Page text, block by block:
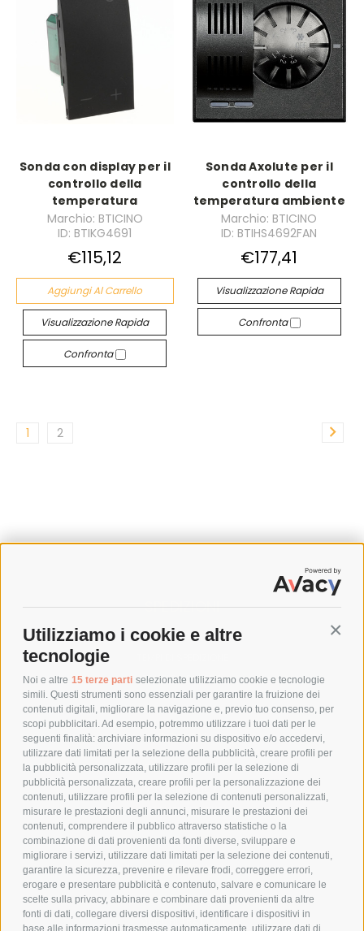
Utilizziamo i cookie e altre
tecnologie
Noi e altre 15 terze parti selezionate utilizziamo cookie e tecnologie
simili. Questi strumenti sono essenziali per garantire la fruizione dei
contenuti digitali, migliorare la navigazione e, previo tuo consenso, per
scopi pubblicitari. Ad esempio, potremmo utilizzare i tuoi dati per le
seguenti finalità: archiviare informazioni su dispositivo e/o accedervi,
utilizzare dati limitati per la selezione della pubblicità, creare profili per
la pubblicità personalizzata, utilizzare profili per la selezione di
pubblicità personalizzata, creare profili per la personalizzazione dei
contenuti, utilizzare profili per la selezione di contenuti personalizzati,
misurare le prestazioni degli annunci, misurare le prestazioni dei
contenuti, comprendere il pubblico attraverso statistiche o la
combinazione di dati provenienti da fonti diverse, sviluppare e
migliorare i servizi, utilizzare dati limitati per la selezione dei contenuti,
garantire la sicurezza, prevenire e rilevare frodi, correggere errori,
erogare e presentare pubblicità e contenuto, salvare e comunicare le
scelte sulla privacy, abbinare e combinare dati provenienti da altre
fonti di dati, collegare diversi dispositivi, identificare i dispositivi in
Sonda con display per il
controllo della
temperatura
Marchio: BTICINO
ID: BTIKG4691
€115,12
Aggiungi Al Carrello
Visualizzazione Rapida
Confronta
Sonda Axolute per il
controllo della
temperatura ambiente
Marchio: BTICINO
ID: BTIHS4692FAN
€177,41
Visualizzazione Rapida
Confronta
1 2
SPEDIZIONI
COSTI DI SPEDIZIONE
POLITICA DI RESO
POLICY
PRIVACY POLICY
COOKIE POLICY
PAGAMENTI SICURI
AZIENDA
CHI SIAMO
MARCHI TRATTATI